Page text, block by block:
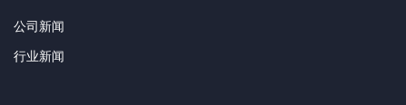
公司新闻
行业新闻